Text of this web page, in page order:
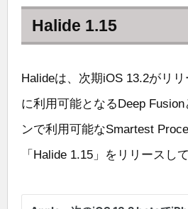
Halide 1.15
Halideは、次期iOS 13.2がリ
に利用可能となるDeep
ンで利用可能なSmartest
「Halide 1.15」をリリースし